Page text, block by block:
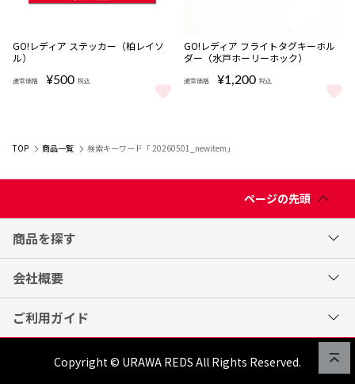
GO!レディア ステッカー（柏レイソ
ル）
通常価格 ¥500 税込
GO!レディア ステッカー（柏レイソル） をもっと見る
GO!レディア フライトタグキーホル
ダー（水戸ホーリーホック）
通常価格 ¥1,200 税込
GO!レディア フライトタグキー
TOP 商品一覧 検索キーワード「 20260501_newitem」
ページの先頭
商品を探す
会社概要
ご利用ガイド
Copyright © URAWA REDS All Rights Reserved.